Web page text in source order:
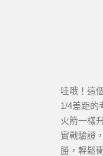
哇哦！這
1/4差距的
火箭一樣
實戰驗證
勝，輕鬆